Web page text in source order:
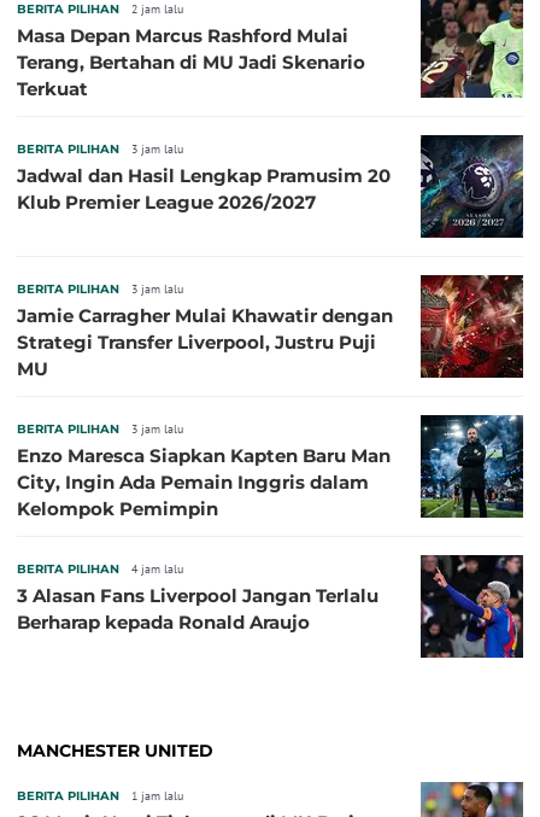
BERITA PILIHAN 2 jam lalu
Masa Depan Marcus Rashford Mulai
Terang, Bertahan di MU Jadi Skenario
Terkuat
BERITA PILIHAN 3 jam lalu
Jadwal dan Hasil Lengkap Pramusim 20
Klub Premier League 2026/2027
BERITA PILIHAN 3 jam lalu
Jamie Carragher Mulai Khawatir dengan
Strategi Transfer Liverpool, Justru Puji
MU
BERITA PILIHAN 3 jam lalu
Enzo Maresca Siapkan Kapten Baru Man
City, Ingin Ada Pemain Inggris dalam
Kelompok Pemimpin
BERITA PILIHAN 4 jam lalu
3 Alasan Fans Liverpool Jangan Terlalu
Berharap kepada Ronald Araujo
MANCHESTER UNITED
BERITA PILIHAN 1 jam lalu